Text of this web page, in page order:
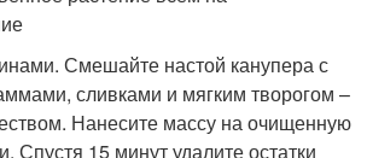
Смешайте настой канупера с
сливками и мягким творогом –
Нанесите массу на очищенную
Спустя 15 минут удалите остатки